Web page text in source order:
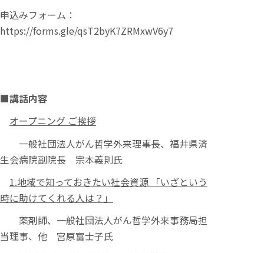
申込みフォーム：
https://forms.gle/qsT2byK7ZRMxwV6y7
■講話内容
オープニング ご挨拶
一般社団法人がん哲学外来理事長、福井県済
生会病院副院長 宗本義則氏
1.地域で知っておきたい社会資源 「いざという
時に助けてくれる人は？」
薬剤師、一般社団法人がん哲学外来事務局担
当理事、他 宮原富士子氏